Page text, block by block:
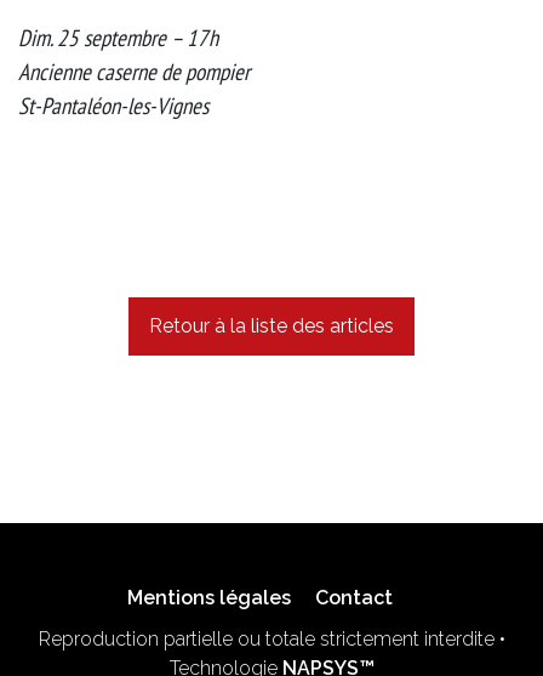
Dim. 25 septembre – 17h
Ancienne caserne de pompier
St-Pantaléon-les-Vignes
Retour à la liste des articles
Mentions légales
Contact
Reproduction partielle ou totale strictement interdite •
Technologie NAPSYS™